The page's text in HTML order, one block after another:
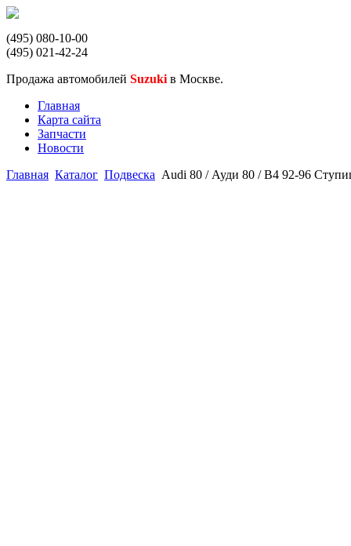
(495) 080-10-00
(495) 021-42-24
Продажа автомобилей Suzuki в Москве.
Главная
Карта сайта
Запчасти
Новости
Главная Каталог Подвеска Audi 80 / Ауди 80 / B4 92-96